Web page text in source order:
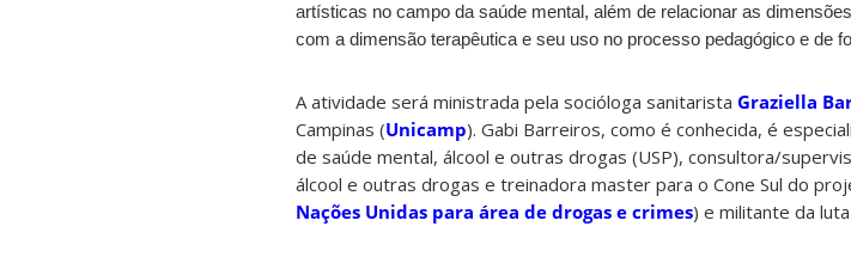
artísticas no campo da saúde mental, além de relacionar as
com a dimensão terapêutica e seu uso no processo pedagógico e de
A atividade será ministrada pela socióloga sanitarista Graziella
Campinas (Unicamp). Gabi Barreiros, como é conhecida, é
de saúde mental, álcool e outras drogas (USP), consultora/
álcool e outras drogas e treinadora master para o Cone Sul do
Nações Unidas para área de drogas e crimes) e militante da